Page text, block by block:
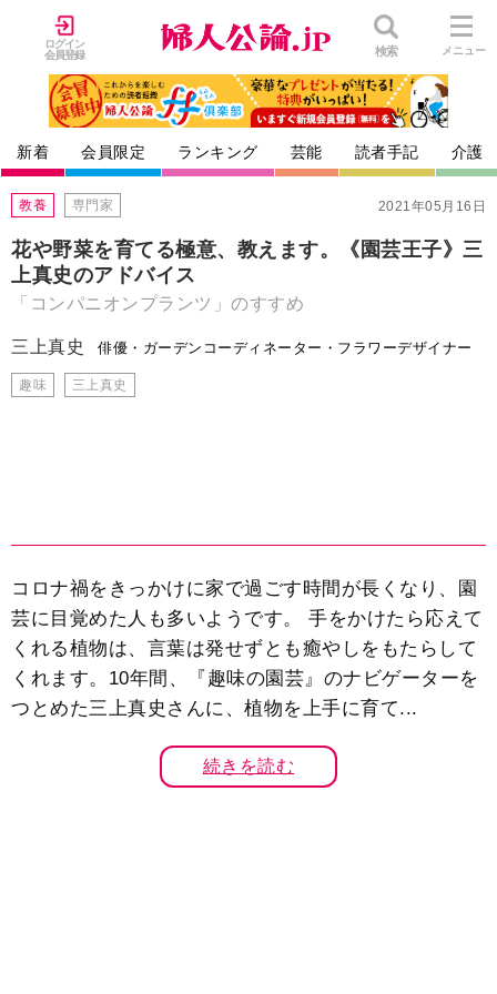
ログイン
会員登録
検索 メニュー
新着 会員限定 ランキング 芸能 読者手記 介護
2021年05月16日
教養 専門家
花や野菜を育てる極意、教えます。《園芸王子》三
上真史のアドバイス
「コンパニオンプランツ」のすすめ
三上真史 俳優・ガーデンコーディネーター・フラワーデザイナー
趣味 三上真史
コロナ禍をきっかけに家で過ごす時間が長くなり、園
芸に目覚めた人も多いようです。 手をかけたら応えて
くれる植物は、言葉は発せずとも癒やしをもたらして
くれます。10年間、『趣味の園芸』のナビゲーターを
つとめた三上真史さんに、植物を上手に育て...
続きを読む